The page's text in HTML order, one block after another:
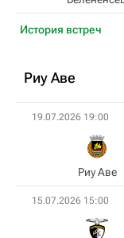
История встреч
Риу Аве
19.07.2026 19:00
Риу Аве
15.07.2026 15:00